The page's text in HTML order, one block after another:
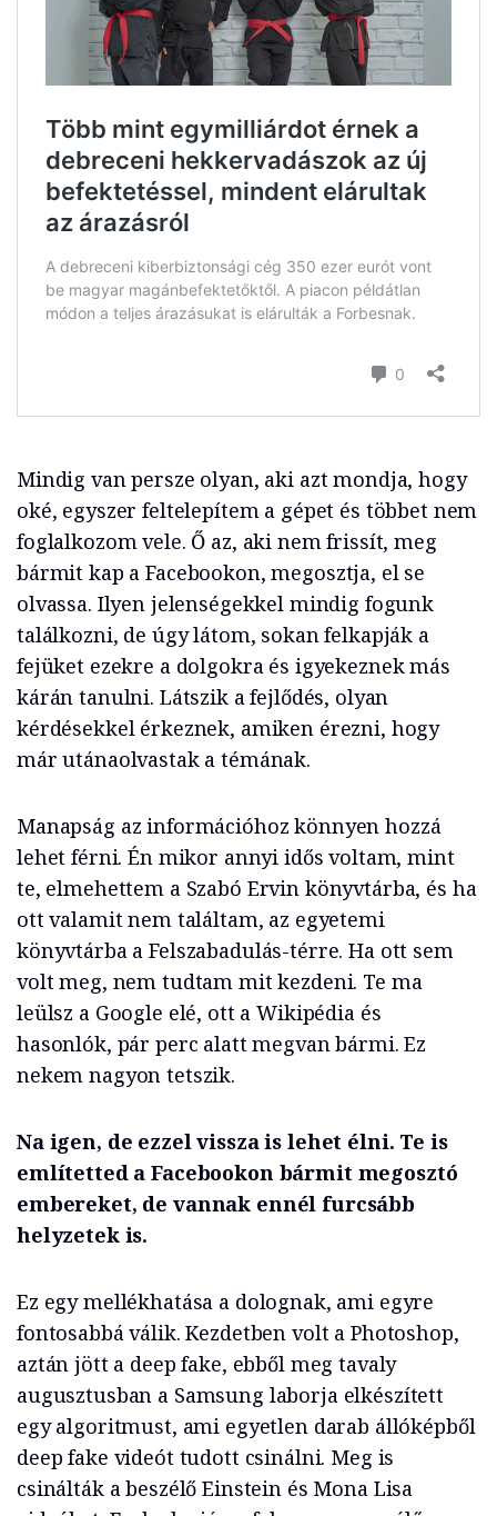
Mindig van persze olyan, aki azt mondja, hogy
oké, egyszer feltelepítem a gépet és többet nem
foglalkozom vele. Ő az, aki nem frissít, meg
bármit kap a Facebookon, megosztja, el se
olvassa. Ilyen jelenségekkel mindig fogunk
találkozni, de úgy látom, sokan felkapják a
fejüket ezekre a dolgokra és igyekeznek más
kárán tanulni. Látszik a fejlődés, olyan
kérdésekkel érkeznek, amiken érezni, hogy
már utánaolvastak a témának.
Manapság az információhoz könnyen hozzá
lehet férni. Én mikor annyi idős voltam, mint
te, elmehettem a Szabó Ervin könyvtárba, és ha
ott valamit nem találtam, az egyetemi
könyvtárba a Felszabadulás-térre. Ha ott sem
volt meg, nem tudtam mit kezdeni. Te ma
leülsz a Google elé, ott a Wikipédia és
hasonlók, pár perc alatt megvan bármi. Ez
nekem nagyon tetszik.
Na igen, de ezzel vissza is lehet élni. Te is
említetted a Facebookon bármit megosztó
embereket, de vannak ennél furcsább
helyzetek is.
Ez egy mellékhatása a dolognak, ami egyre
fontosabbá válik. Kezdetben volt a Photoshop,
aztán jött a deep fake, ebből meg tavaly
augusztusban a Samsung laborja elkészített
egy algoritmust, ami egyetlen darab állóképből
deep fake videót tudott csinálni. Meg is
csinálták a beszélő Einstein és Mona Lisa